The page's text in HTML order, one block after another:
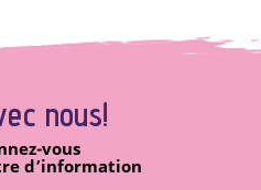
nous!
vous
d’information